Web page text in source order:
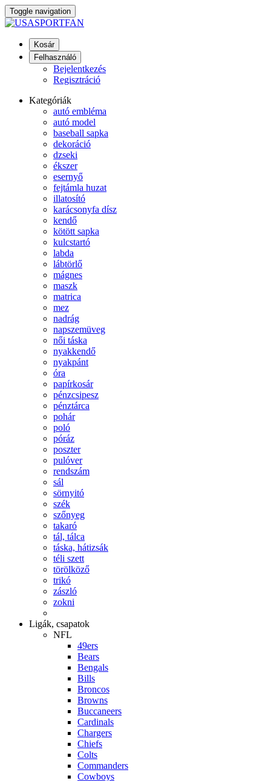
Toggle navigation
Kosár
Felhasználó
Bejelentkezés
Regisztráció
Kategóriák
autó embléma
autó model
baseball sapka
dekoráció
dzseki
ékszer
esernyő
fejtámla huzat
illatosító
karácsonyfa dísz
kendő
kötött sapka
kulcstartó
labda
lábtörlő
mágnes
maszk
matrica
mez
nadrág
napszemüveg
női táska
nyakkendő
nyakpánt
óra
papírkosár
pénzcsipesz
pénztárca
pohár
poló
póráz
poszter
pulóver
rendszám
sál
sörnyitó
szék
szőnyeg
takaró
tál, tálca
táska, hátizsák
téli szett
törölköző
trikó
zászló
zokni
Ligák, csapatok
NFL
49ers
Bears
Bengals
Bills
Broncos
Browns
Buccaneers
Cardinals
Chargers
Chiefs
Colts
Commanders
Cowboys